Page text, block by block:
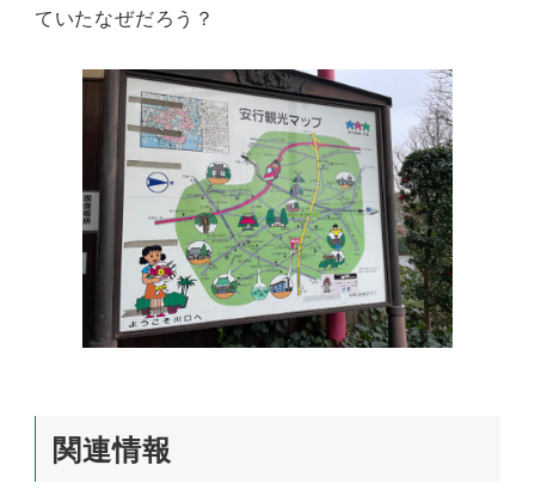
ていたなぜだろう？
関連情報